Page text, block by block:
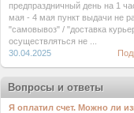
предпраздничный день на 1
мая - 4 мая пункт выдачи не
"самовывоз" / "доставка
осуществляться не ...
30.04.2025
Вопросы и ответы
Я оплатил счет. Можно ли